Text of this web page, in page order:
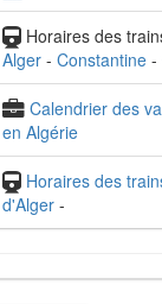
Horaires des
Alger - Constantine -
Calendrier des
en Algérie
Horaires des
d'Alger -